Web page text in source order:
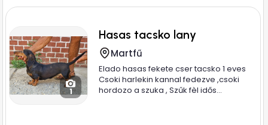
1
Hasas tacsko lany
Martfű
Elado hasas fekete cser tacsko 1 eves
Csoki harlekin kannal fedezve ,csoki
hordozo a szuka , Szűk fèl idős...